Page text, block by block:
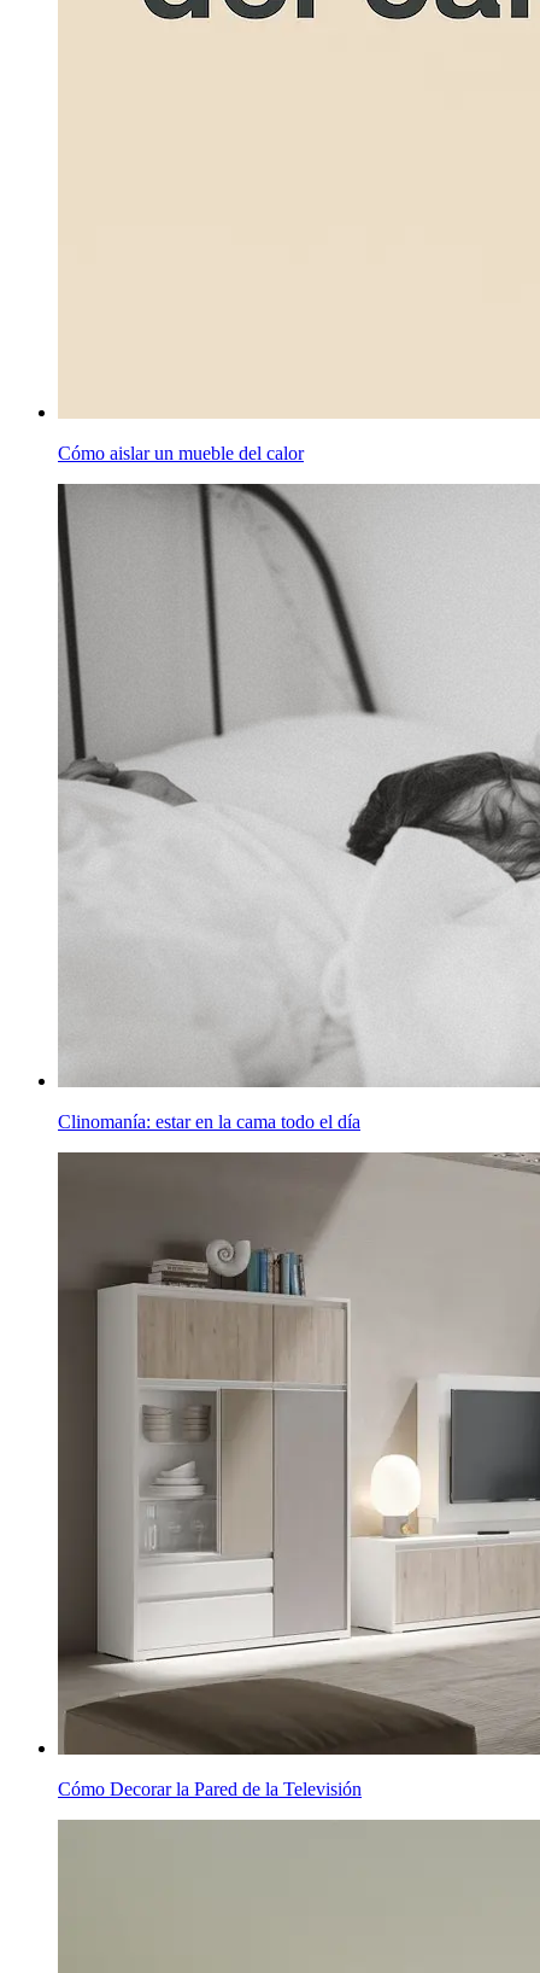
Cómo aislar un mueble del calor
Clinomanía: estar en la cama todo el día
Cómo Decorar la Pared de la Televisión